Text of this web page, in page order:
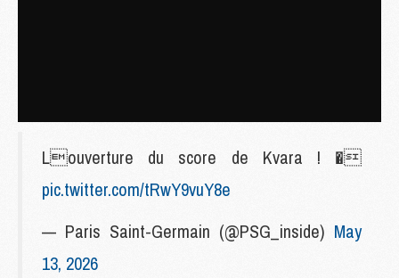
Louverture du score de Kvara ! �
pic.twitter.com/tRwY9vuY8e
— Paris Saint-Germain (@PSG_inside) May
13, 2026